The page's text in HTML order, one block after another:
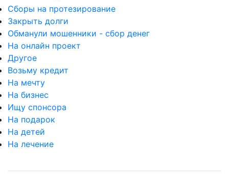
Сборы на протезирование
Закрыть долги
Обманули мошенники - сбор денег
На онлайн проект
Другое
Возьму кредит
На мечту
На бизнес
Ищу спонсора
На подарок
На детей
На лечение